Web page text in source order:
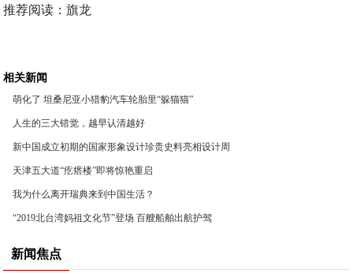
推荐阅读：旗龙
相关新闻
萌化了 坦桑尼亚小猎豹汽车轮胎里“躲猫猫”
人生的三大错觉，越早认清越好
新中国成立初期的国家形象设计珍贵史料亮相设计周
天津五大道“疙瘩楼”即将惊艳重启
我为什么离开瑞典来到中国生活？
“2019北台湾妈祖文化节”登场 百艘船舶出航护驾
新闻焦点